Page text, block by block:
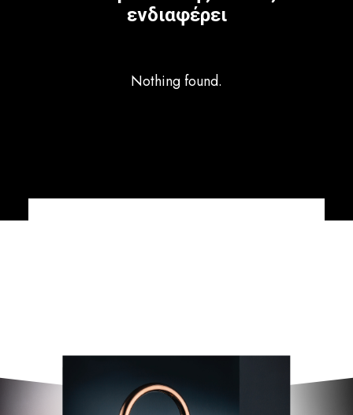
ενδιαφέρει
Nothing found.